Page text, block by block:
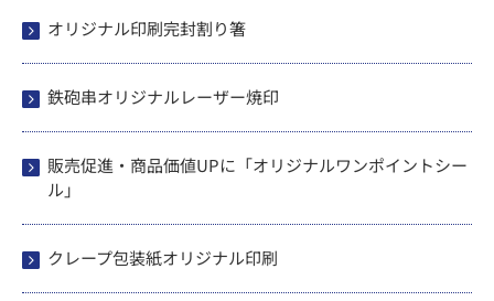
オリジナル印刷完封割り箸
鉄砲串オリジナルレーザー焼印
販売促進・商品価値UPに「オリジナルワンポイントシー
ル」
クレープ包装紙オリジナル印刷